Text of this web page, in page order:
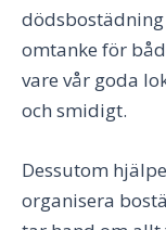
omtanke för
vare vår goda
och smidigt.
Dessutom
organisera